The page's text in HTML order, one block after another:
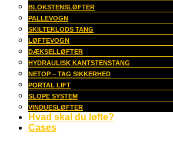
BLOKSTENSLØFTER
PALLEVOGN
SKILTEKLODS TANG
LØFTEVOGN
DÆKSELLØFTER
HYDRAULISK KANTSTENSTANG
NETOP – TAG SIKKERHED
PORTAL LIFT
SLOPE SYSTEM
VINDUESLØFTER
Hvad skal du løfte?
Cases